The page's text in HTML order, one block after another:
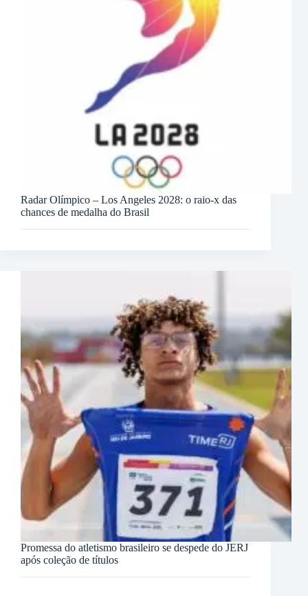
Radar Olímpico – Los Angeles 2028: o raio-x das
chances de medalha do Brasil
Promessa do atletismo brasileiro se despede do JERJ
após coleção de títulos